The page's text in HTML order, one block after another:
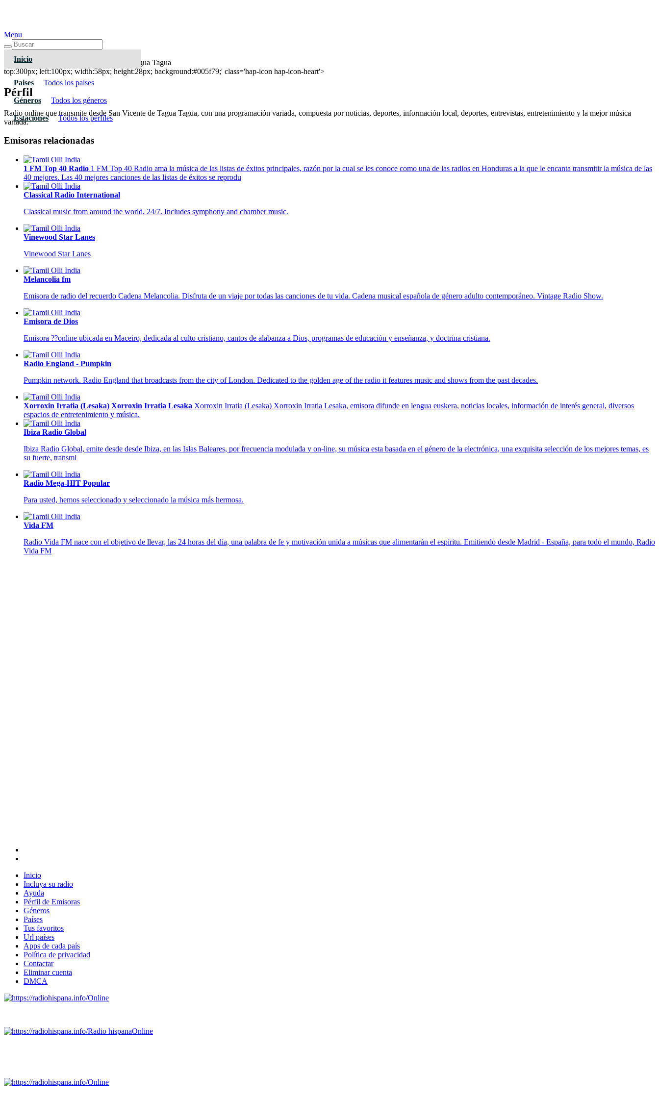
Menu
Inicio
Paises Todos los paises
Géneros Todos los géneros
Estaciones Todos los pérfiles
Universal FM 98.7 FM - San Vicente de Tagua Tagua
top:300px; left:100px; width:58px; height:28px; background:#005f79;' class='hap-icon hap-icon-heart'>
Pérfil
Radio online que transmite desde San Vicente de Tagua Tagua, con una programación variada, compuesta por noticias, deportes, información local, deportes, entrevistas, entretenimiento y la mejor música
variada.
Emisoras relacionadas
1 FM Top 40 Radio 1 FM Top 40 Radio ama la música de las listas de éxitos principales, razón por la cual se les conoce como una de las radios en Honduras a la que le encanta transmitir la música de las
40 mejores. Las 40 mejores canciones de las listas de éxitos se reprodu
Classical Radio International
Classical music from around the world, 24/7. Includes symphony and chamber music.
Vinewood Star Lanes
Vinewood Star Lanes
Melancolia fm
Emisora de radio del recuerdo Cadena Melancolia. Disfruta de un viaje por todas las canciones de tu vida. Cadena musical española de género adulto contemporáneo. Vintage Radio Show.
Emisora de Dios
Emisora ??online ubicada en Maceiro, dedicada al culto cristiano, cantos de alabanza a Dios, programas de educación y enseñanza, y doctrina cristiana.
Radio England - Pumpkin
Pumpkin network. Radio England that broadcasts from the city of London. Dedicated to the golden age of the radio it features music and shows from the past decades.
Xorroxin Irratia (Lesaka) Xorroxin Irratia Lesaka Xorroxin Irratia (Lesaka) Xorroxin Irratia Lesaka, emisora difunde en lengua euskera, noticias locales, información de interés general, diversos
espacios de entretenimiento y música.
Ibiza Radio Global
Ibiza Radio Global, emite desde desde Ibiza, en las Islas Baleares, por frecuencia modulada y on-line, su música esta basada en el género de la electrónica, una exquisita selección de los mejores temas, es
su fuerte, transmi
Radio Mega-HIT Popular
Para usted, hemos seleccionado y seleccionado la música más hermosa.
Vida FM
Radio Vida FM nace con el objetivo de llevar, las 24 horas del día, una palabra de fe y motivación unida a músicas que alimentarán el espíritu. Emitiendo desde Madrid - España, para todo el mundo, Radio
Vida FM
Inicio
Incluya su radio
Ayuda
Pérfil de Emisoras
Géneros
Países
Tus favoritos
Url países
Apps de cada país
Política de privacidad
Contactar
Eliminar cuenta
DMCA
Online
Radio hispanaOnline
Online